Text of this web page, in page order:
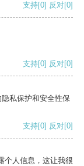
支持[0] 反对[0]
支持[0] 反对[0]
私保护和安全性保
支持[0] 反对[0]
个人信息，这让我很